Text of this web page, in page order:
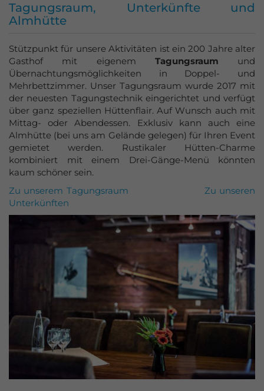
Tagungsraum, Unterkünfte und
Almhütte
Stützpunkt für unsere Aktivitäten ist ein 200 Jahre alter
Gasthof mit eigenem Tagungsraum und
Übernachtungsmöglichkeiten in Doppel- und
Mehrbettzimmer. Unser Tagungsraum wurde 2017 mit
der neuesten Tagungstechnik eingerichtet und verfügt
über ganz speziellen Hüttenflair. Auf Wunsch auch mit
Mittag- oder Abendessen. Exklusiv kann auch eine
Almhütte (bei uns am Gelände gelegen) für Ihren Event
gemietet werden. Rustikaler Hütten-Charme
kombiniert mit einem Drei-Gänge-Menü könnten
kaum schöner sein.
Zu unserem Tagungsraum
Zu unseren
Unterkünften